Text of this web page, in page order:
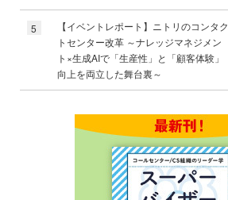
5
【イベントレポート】ニトリのコンタク
トセンター改革 ～ナレッジマネジメン
ト×生成AIで「生産性」と「顧客体験」
向上を両立した舞台裏～